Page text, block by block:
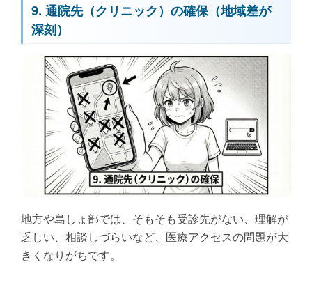
9. 通院先（クリニック）の確保（地域差が
深刻）
地方や島しょ部では、そもそも受診先がない、理解が
乏しい、相談しづらいなど、医療アクセスの問題が大
きくなりがちです。